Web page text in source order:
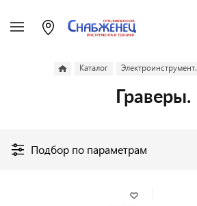
Каталог Электроинструмент.
Граверы.
Подбор по параметрам